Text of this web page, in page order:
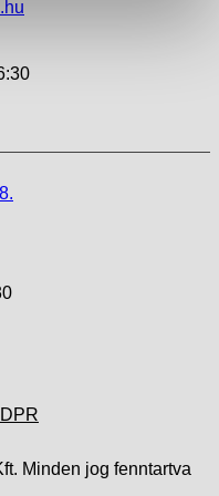
Minden jog fenntartva